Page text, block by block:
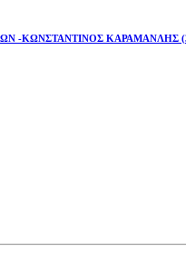
-ΚΩΝΣΤΑΝΤΙΝΟΣ ΚΑΡΑΜΑΝΛΗΣ